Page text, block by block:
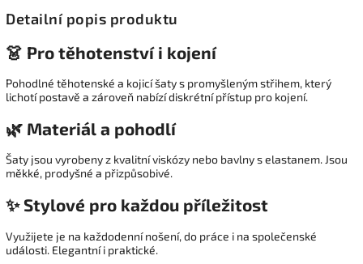
Detailní popis produktu
👗 Pro těhotenství i kojení
Pohodlné těhotenské a kojicí šaty s promyšleným střihem, který
lichotí postavě a zároveň nabízí diskrétní přístup pro kojení.
🌿 Materiál a pohodlí
Šaty jsou vyrobeny z kvalitní viskózy nebo bavlny s elastanem. Jsou
měkké, prodyšné a přizpůsobivé.
✨ Stylové pro každou příležitost
Využijete je na každodenní nošení, do práce i na společenské
události. Elegantní i praktické.